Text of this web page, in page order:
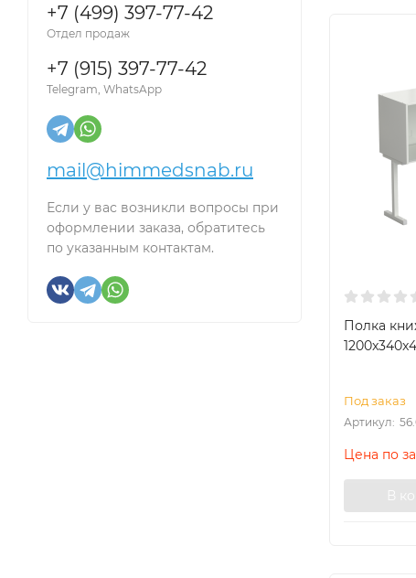
+7 (499) 397-77-42
Отдел продаж
+7 (915) 397-77-42
Telegram, WhatsApp
mail@himmedsnab.ru
Если у вас возникли вопросы при
оформлении заказа, обратитесь
по указанным контактам.
Полка
Под заказ
Артикул:
Цена по
В